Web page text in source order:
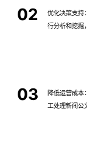
优化决策支持
行分析和挖掘
02
降低运营成本
工处理新闻公
03